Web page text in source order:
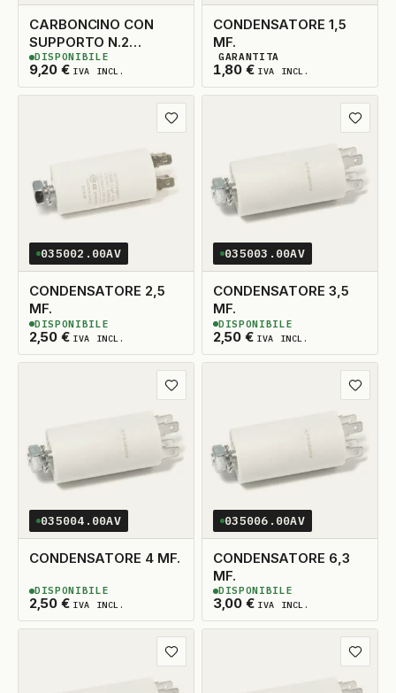
CARBONCINO CON
SUPPORTO N.2
5X15X30
9,20 € IVA INCL.
3DISPONIBILI
DISPONIBILE
CONDENSATORE 1,5
MF.
1,80 € IVA INCL.
2DISPONIBILI
GARANTITA
Aggiungi ai preferiti
035002.00AV
CONDENSATORE 2,5
MF.
2,50 € IVA INCL.
2DISPONIBILI
DISPONIBILE
035003.00AV
CONDENSATORE 3,5
MF.
2,50 € IVA INCL.
2DISPONIBILI
DISPONIBILE
Aggiungi ai preferiti
035004.00AV
CONDENSATORE 4 MF.
2,50 € IVA INCL.
2DISPONIBILI
DISPONIBILE
035006.00AV
CONDENSATORE 6,3
MF.
3,00 € IVA INCL.
2DISPONIBILI
DISPONIBILE
Aggiungi ai preferiti